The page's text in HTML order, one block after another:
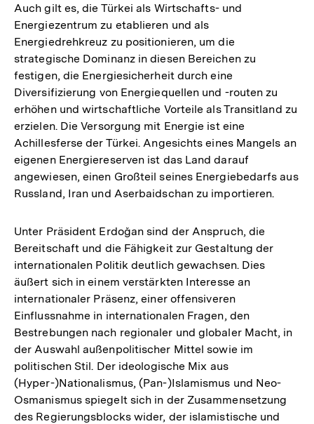
der
Fußnote
Auch gilt es, die Türkei als Wirtschafts- und
Energiezentrum zu etablieren und als
Energiedrehkreuz zu positionieren, um die
strategische Dominanz in diesen Bereichen zu
festigen, die Energiesicherheit durch eine
Diversifizierung von Energiequellen und -routen zu
erhöhen und wirtschaftliche Vorteile als Transitland zu
erzielen. Die Versorgung mit Energie ist eine
Achillesferse der Türkei. Angesichts eines Mangels an
eigenen Energiereserven ist das Land darauf
angewiesen, einen Großteil seines Energiebedarfs aus
Russland, Iran und Aserbaidschan zu importieren.
Unter Präsident Erdoğan sind der Anspruch, die
Bereitschaft und die Fähigkeit zur Gestaltung der
internationalen Politik deutlich gewachsen. Dies
äußert sich in einem verstärkten Interesse an
internationaler Präsenz, einer offensiveren
Einflussnahme in internationalen Fragen, den
Bestrebungen nach regionaler und globaler Macht, in
der Auswahl außenpolitischer Mittel sowie im
politischen Stil. Der ideologische Mix aus
(Hyper-)Nationalismus, (Pan-)Islamismus und Neo-
Osmanismus spiegelt sich in der Zusammensetzung
des Regierungsblocks wider, der islamistische und